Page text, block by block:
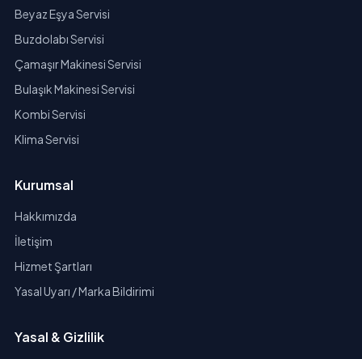
Beyaz Eşya Servisi
Buzdolabı Servisi
Çamaşır Makinesi Servisi
Bulaşık Makinesi Servisi
Kombi Servisi
Klima Servisi
Kurumsal
Hakkımızda
İletişim
Hizmet Şartları
Yasal Uyarı / Marka Bildirimi
Yasal & Gizlilik